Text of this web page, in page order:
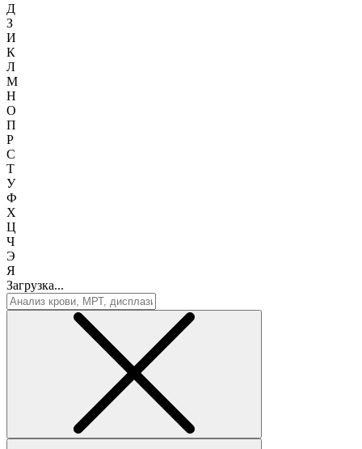
Д
З
И
К
Л
М
Н
О
П
Р
С
Т
У
Ф
Х
Ц
Ч
Э
Я
Загрузка...